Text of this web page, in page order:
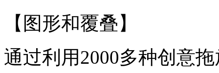
【图形和覆叠】
通过利用2000多种创意